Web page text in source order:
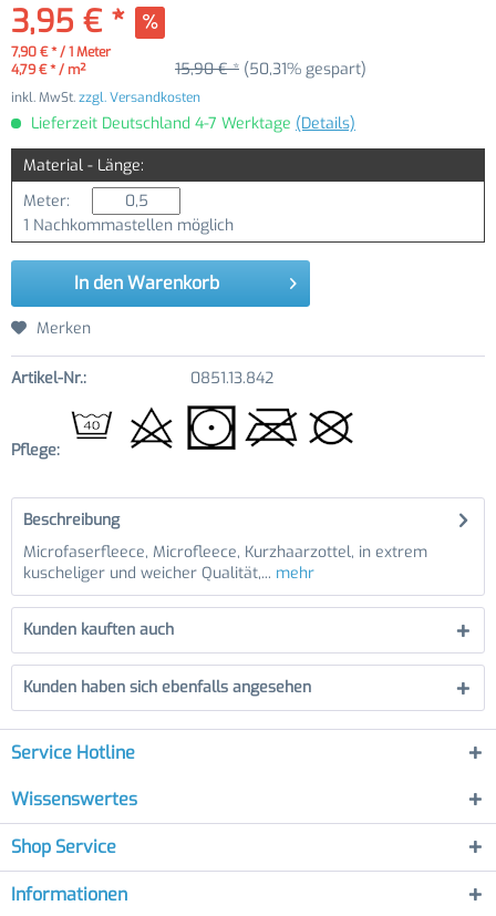
3,95 € *
7,90 € * / 1 Meter
4,79 € * / m²
15,90 € * (50,31% gespart)
inkl. MwSt.zzgl. Versandkosten
Lieferzeit Deutschland 4-7 Werktage (Details)
Material - Länge:
Meter:
1 Nachkommastellen möglich
In den Warenkorb
Merken
Artikel-Nr.: 0851.13.842
Pflege:
Beschreibung
Microfaserfleece, Microfleece, Kurzhaarzottel, in extrem
kuscheliger und weicher Qualität,... mehr
Kunden kauften auch
Kunden haben sich ebenfalls angesehen
Service Hotline
Wissenswertes
Shop Service
Informationen